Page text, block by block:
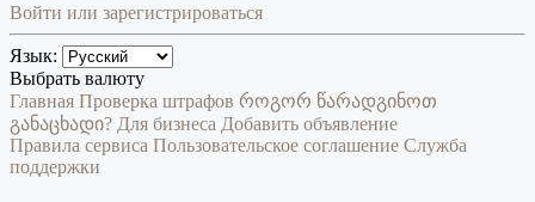
Войти или зарегистрироваться
Язык:
Выбрать валюту
Главная Проверка штрафов როგორ წარადგინოთ
განაცხადი? Для бизнеса Добавить объявление
Правила сервиса Пользовательское соглашение Служба
поддержки